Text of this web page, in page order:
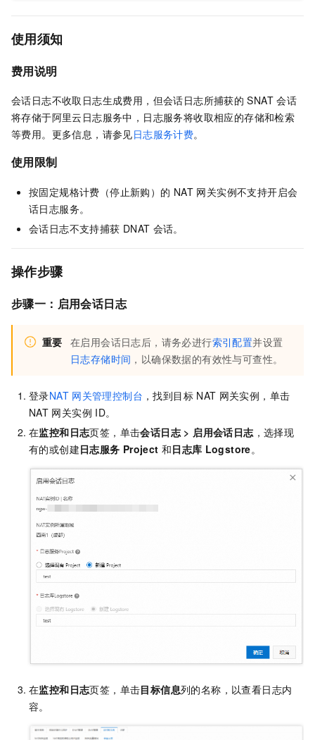
使用须知
费用说明
会话日志不收取日志生成费用，但会话日志所捕获的 SNAT 会话
将存储于阿里云日志服务中，日志服务将收取相应的存储和检索
等费用。更多信息，请参见日志服务计费。
使用限制
按固定规格计费（停止新购）的 NAT 网关实例不支持开启会
话日志服务。
会话日志不支持捕获 DNAT 会话。
操作步骤
步骤一：启用会话日志
重要 在启用会话日志后，请务必进行索引配置并设置
日志存储时间 ，以确保数据的有效性与可查性。
登录NAT 网关管理控制台 ，找到目标 NAT 网关实例，单击
NAT 网关实例 ID。
在监控和日志页签，单击会话日志 > 启用会话日志 ，选择现
有的或创建日志服务 Project 和日志库 Logstore。
在监控和日志页签，单击目标信息列的名称，以查看日志内
容。